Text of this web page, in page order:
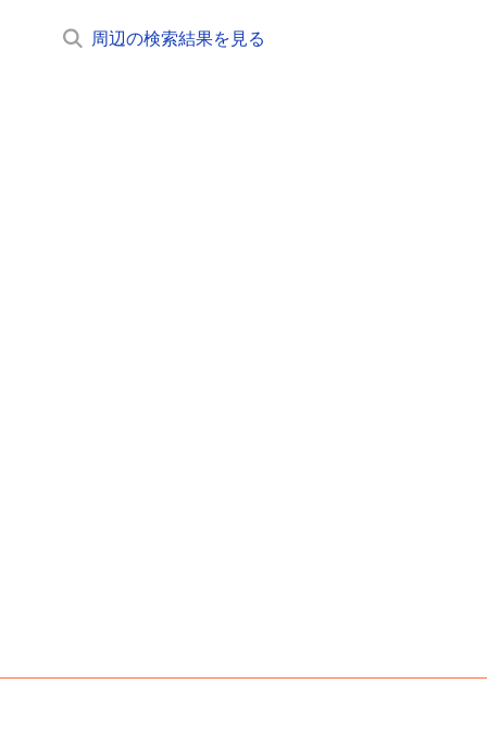
周辺の検索結果を見る